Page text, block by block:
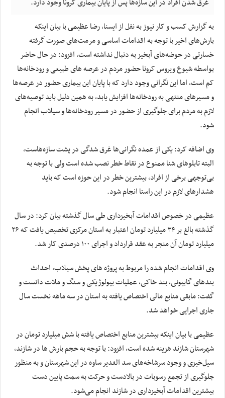
به گزارش کسب و کار نیوز به نقل از ایسنا, رضا عظیمی با بیان اینکه
بارش‌های اخیر با توجه به اقدامات اساسی و مرمت‌های صورت گرفته
خسارتی در حوضه‌های آبخیز به دنبال نداشته است، افزود: در حال حاضر
بواسطه شیوع ویروس کرونا حضور مردم در عرصه های طبیعی و رودخانه‌ها
کم است، اما این نگرانی وجود دارد که با پایان این بیماری حضور در عرصه‌ها
و مسیرهای منتهی به رودخانه‌ها افزایش یابد، به همین دلیل باید توصیه‌های
لازم به مردم برای جلوگیری از حضور در مسیر رودخانه‌ها و سیلاب انجام
شود.
وی اضافه کرد: یکی از عمده نگرانی‌ها غرق شدگی در پشت سازه‌هاست،
البته تابلوهای شنا ممنوع در نقاط خطر نصب شده است ولی با توجه به
بی‌توجهی برخی از افراد، بیشترین خطر در این حوزه است که باید
هشدارهای لازم در این راستا انجام شود.
عظیمی در خصوص اقدامات آبخیزداری طی سال گذشته بیان کرد: در سال
گذشته بالغ بر ۳۴ میلیارد تومان اعتبار به استان مرکزی تخصیص یافت که ۲۶
میلیارد تومان آن منجر به عقد قرارداد و اجرای ۱۰۰ درصدی کار شد.
وی اقدامات انجام شده را مربوط به پروژه های پخش سیلاب، احداث
بندهای گابیونی، بند خاکی، عملیات بیولوژیکی و سنگ و ملات دانست و
گفت: مابقی منابع مالی اختصاص یافته به استان در سه ماهه نخست سال
جاری اجرایی خواهد شد.
عظیمی با بیان اینکه بیشترین منابع اختصاص یافته با شش میلیارد تومان در
شهرستان شازند هزینه شده است، افزود: با توجه به حجم بارش ها در شازند،
سیل‌خیزی و وجود سرشاخه‌های سد الغدیر ساوه در این شهرستان و به منظور
جلوگیری از تجمع رسوبات در بالادست و حرکت به سمت پایین دست
بیشترین اقدامات آبخیزداری در شازند انجام می‌شود.